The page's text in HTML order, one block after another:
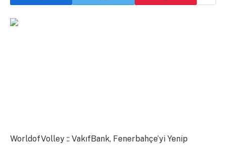
WorldofVolley :: VakıfBank, Fenerbahçe’yi Yenip